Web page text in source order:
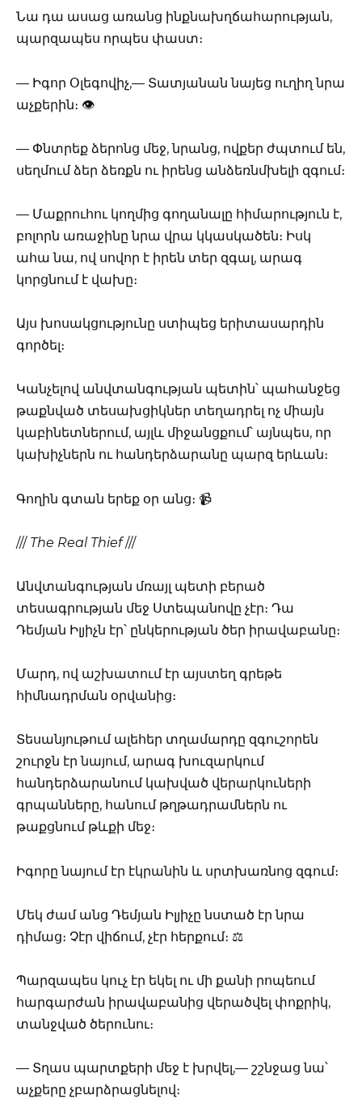
Նա դա ասաց առանց ինքնախղճահարության,
պարզապես որպես փաստ։
— Իգոր Օլեգովիչ,— Տատյանան նայեց ուղիղ նրա
աչքերին։ 👁️
— Փնտրեք ձերոնց մեջ, նրանց, ովքեր ժպտում են,
սեղմում ձեր ձեռքն ու իրենց անձեռնմխելի զգում։
— Մաքրուհու կողմից գողանալը հիմարություն է,
բոլորն առաջինը նրա վրա կկասկածեն։ Իսկ
ահա նա, ով սովոր է իրեն տեր զգալ, արագ
կորցնում է վախը։
Այս խոսակցությունը ստիպեց երիտասարդին
գործել։
Կանչելով անվտանգության պետին՝ պահանջեց
թաքնված տեսախցիկներ տեղադրել ոչ միայն
կաբինետներում, այլև միջանցքում՝ այնպես, որ
կախիչներն ու հանդերձարանը պարզ երևան։
Գողին գտան երեք օր անց։ 📹
/// The Real Thief///
Անվտանգության մռայլ պետի բերած
տեսագրության մեջ Ստեպանովը չէր։ Դա
Դեմյան Իլյիչն էր՝ ընկերության ծեր իրավաբանը։
Մարդ, ով աշխատում էր այստեղ գրեթե
հիմնադրման օրվանից։
Տեսանյութում ալեհեր տղամարդը զգուշորեն
շուրջն էր նայում, արագ խուզարկում
հանդերձարանում կախված վերարկուների
գրպանները, հանում թղթադրամներն ու
թաքցնում թևքի մեջ։
Իգորը նայում էր էկրանին և սրտխառնոց զգում։
Մեկ ժամ անց Դեմյան Իլյիչը նստած էր նրա
դիմաց։ Չէր վիճում, չէր հերքում։ ⚖️
Պարզապես կուչ էր եկել ու մի քանի րոպեում
հարգարժան իրավաբանից վերածվել փոքրիկ,
տանջված ծերունու։
— Տղաս պարտքերի մեջ է խրվել,— շշնջաց նա՝
աչքերը չբարձրացնելով։